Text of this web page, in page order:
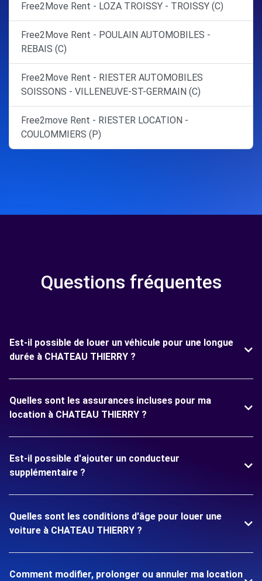
Free2Move Rent - LOZA TROISSY - TROISSY (C)
Free2Move Rent - POULAIN AUTOMOBILES -
REBAIS (C)
Free2Move Rent - RIESTER AUTOMOBILES
SOISSONS - VILLENEUVE-ST-GERMAIN (C)
Free2move Rent - RIESTER LOCATION -
COULOMMIERS (P)
Questions fréquentes
Est-il possible de louer un véhicule pour une longue
durée à CHATEAU THIERRY ?
Quelles sont les assurances incluses pour ma
location à CHATEAU THIERRY ?
Est-il possible d'ajouter un conducteur
supplémentaire ?
Quelles sont les conditions d'âge pour louer une
voiture à CHATEAU THIERRY ?
Comment modifier, prolonger ou annuler ma location